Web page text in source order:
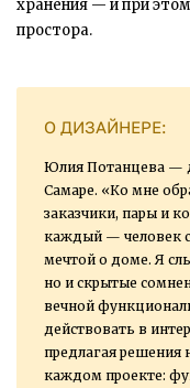
хранения — и при
простора.
О ДИЗАЙНЕРЕ:
Юлия Потанцева —
Самаре. «Ко мне
заказчики, пары и
каждый — человек
мечтой о доме. Я
но и скрытые
вечной
действовать в
предлагая решения
каждом проекте: